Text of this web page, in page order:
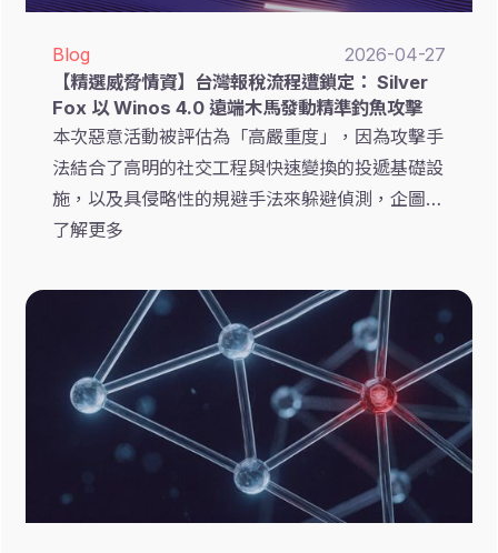
Blog
2026-04-27
【精選威脅情資】台灣報稅流程遭鎖定： Silver
Fox 以 Winos 4.0 遠端木馬發動精準釣魚攻擊
本次惡意活動被評估為「高嚴重度」，因為攻擊手
法結合了高明的社交工程與快速變換的投遞基礎設
施，以及具侵略性的規避手法來躲避偵測，企圖對
受害者進行長期的遠端控制。
了解更多